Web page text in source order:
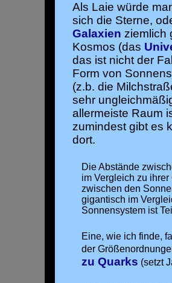
Als Laie würde
sich die Sterne,
Galaxien ziemlich
Kosmos (das
das ist nicht der
Form von
(z.b. die
sehr
allermeiste Raum
zumindest gibt es
dort.
Die Abstände
im Vergleich zu
zwischen den
gigantisch im
Sonnensystem ist
Eine, wie ich finde,
der
zu Quarks (setzt